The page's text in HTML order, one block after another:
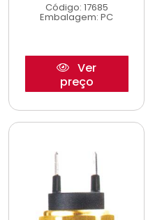
Código: 17685
Embalagem: PC
Ver
preço